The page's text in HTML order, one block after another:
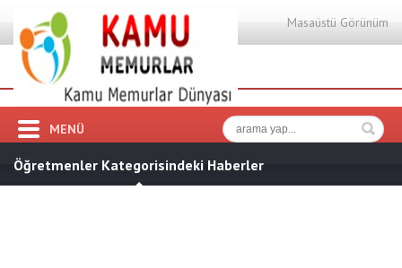
Masaüstü Görünüm
MENÜ
Öğretmenler Kategorisindeki Haberler